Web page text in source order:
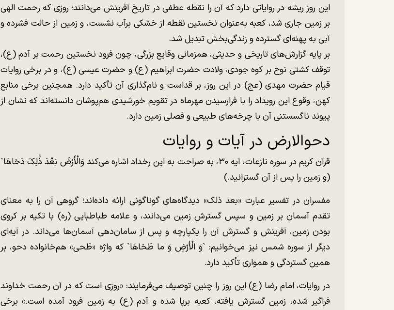
این روز ریشه در روایاتی دارد که آن را نقطه عطفی در تاریخ آفرینش می‌دانند؛ روزی که رحمت الهی
بر زمین جاری شد، کعبه به‌عنوان نخستین نقطه از خشکی برآب نشست، و زمین از حالت فشرده و
آبی به پهنه‌ای گسترده و زندگی‌بخش تبدیل شد.
بر پایه گزارش‌های تاریخی و حدیثی، همزمانی وقایع بزرگی، چون فرود نخستین رحمت بر آدم (ع)،
توقف کشتی نوح بر کوه جودی، ولادت حضرت ابراهیم (ع) و حضرت عیسی (ع)، و در برخی روایات
قیام حضرت مهدی (عج) در این روز، بر قداست و نام‌گذاری آن تأکید دارد. همچنین برخی منابع
کهن، وقوع این رویداد را با فرارسیدن مهرماه در تقویم خورشیدی هم‌پوشان دانسته‌اند که نشان از
پیوند ناگسستنی آن با چرخه‌های طبیعی و فصلی زمین دارد.
دحوالارض در آیات و روایات
قرآن کریم در سوره نازعات، آیه ۳۰، به صراحت به این رخداد اشاره می‌کند وَالْأَرْضَ بَعْدَ ذَٰلِکَ دَحَاهَا`
(و زمین را پس از آن گسترانید.)
مفسران در تفسیر عبارت «بعد ذلک» دیدگاه‌های گوناگونی ارائه داده‌اند؛ گروهی آن را به معنای
تقدم آسمان بر زمین و سپس گسترش زمین می‌دانند، و علامه طباطبایی (ره) با تکیه بر کروی
بودن زمین، آفرینش و گسترش آن را یکپارچه و پس از سامان‌دهی آسمان‌ها می‌داند. در آیه‌ای
دیگر از سوره شمس نیز می‌خوانیم: `وَ الْأَرْضِ وَ ما طَحَاهَا` که واژه «طَحی» هم‌خانواده دحو، بر
همین گستردگی و همواری تأکید دارد.
در روایات، امام رضا (ع) این روز را چنین توصیف می‌فرمایند: «روزی است که در آن رحمت خداوند
فراگیر شده، زمین گسترش یافته، کعبه برپا شده و آدم (ع) به زمین فرود آمده است.» برخی